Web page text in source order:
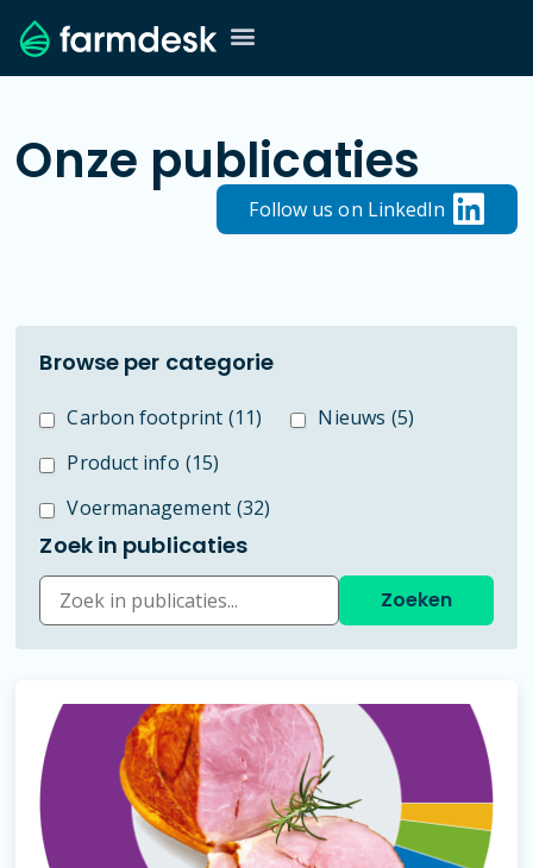
Onze publicaties
Follow us on LinkedIn
Browse per categorie
Carbon footprint (11) Nieuws (5)
Product info (15)
Voermanagement (32)
Zoek in publicaties